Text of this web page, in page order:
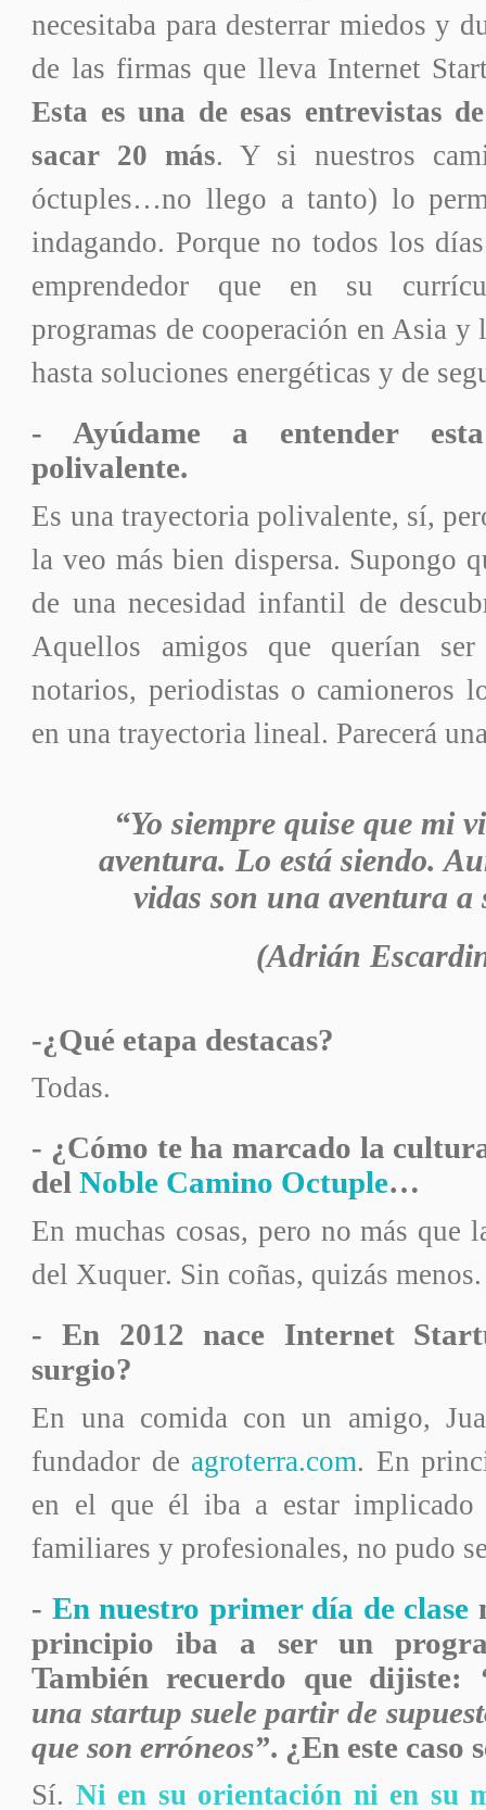
necesitaba para desterrar miedos y
de las firmas que lleva Internet
Esta es una de esas entrevistas
sacar 20 más. Y si nuestros
óctuples…no llego a tanto) lo
indagando. Porque no todos los
emprendedor que en su
programas de cooperación en Asia y
hasta soluciones energéticas y de
- Ayúdame a entender
polivalente.
Es una trayectoria polivalente, sí,
la veo más bien dispersa. Supongo
de una necesidad infantil de
Aquellos amigos que querían ser
notarios, periodistas o camioneros
en una trayectoria lineal. Parecerá
“Yo siempre quise que mi
aventura. Lo está siendo.
vidas son una aventura a
(Adrián
-¿Qué etapa destacas?
Todas.
- ¿Cómo te ha marcado la
delNoble Camino Octuple…
En muchas cosas, pero no más que
del Xuquer. Sin coñas, quizás menos.
- En 2012 nace Internet
surgio?
En una comida con un amigo,
fundador de agroterra.com. En
en el que él iba a estar implicado
familiares y profesionales, no pudo
- En nuestro primer día de clase
principio iba a ser un
También recuerdo que dijiste:
una startup suele partir de
que son erróneos”. ¿En este caso
Sí. Ni en su orientación ni en su